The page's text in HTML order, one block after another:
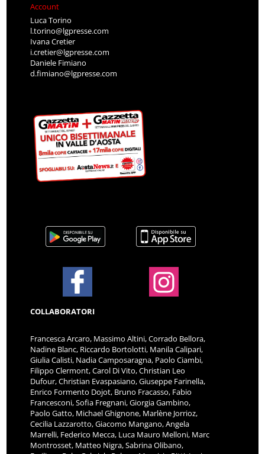
Account
Luca Torino
l.torino@lgpresse.com
Ivana Cretier
i.cretier@lgpresse.com
Daniele Fimiano
d.fimiano@lgpresse.com
COLLABORATORI
Francesca Arcaro, Massimo Altini, Corrado Bellora,
Nadine Blanc, Riccardo Bortolotti, Manila Calipari,
Giulia Calisti, Nadia Camposaragna, Paolo Ciambi,
Filippo Clermont, Carol Di Vito, Christian Leo
Dufour, Christian Evaspasiano, Giuseppe Farinella,
Enrico Formento Dojot, Bruno Fracasso, Fabio
Francesconi, Sofia Fregnani, Giorgia Gambino,
Paolo Gatto, Michael Ghignone, Marlène Jorrioz,
Cecilia Lazzarotto, Giacomo Mangano, Angela
Marrelli, Federico Mecca, Luca Mauro Melloni, Marc
Montrosset, Matteo Nigra, Sabrina Olibano,